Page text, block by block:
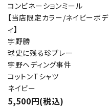
コンビネーションミール
【当店限定カラー/ネイビーボデ
ィ】
宇野勝
球史に残る珍プレー
宇野ヘディング事件
コットンTシャツ
ネイビー
5,500円(税込)